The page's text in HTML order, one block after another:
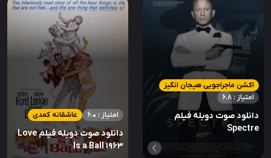
اکشن ماجراجویی هیجان انگیز
امتیاز : 6.8
دانلود صوت دوبله فیلم
Spectre
عاشقانه کمدی امتیاز : 6.0
دانلود صوت دوبله فیلم Love
Is a Ball 1963